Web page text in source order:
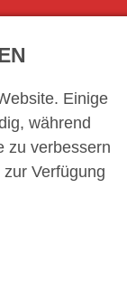
Einige
während
zu verbessern
Verfügung